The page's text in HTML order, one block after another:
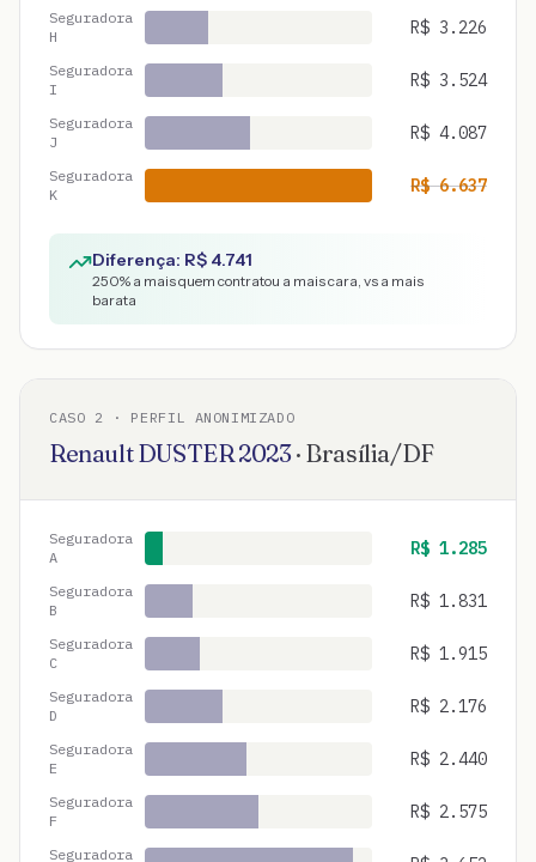
Seguradora
H
R$ 3.226
Seguradora
I
R$ 3.524
Seguradora
J
R$ 4.087
Seguradora
K
R$6.637
Diferença: R$ 4.741
250% a mais quem contratou a mais cara, vs a mais
barata
CASO 2 · PERFIL ANONIMIZADO
RenaultDUSTER2023· Brasília/DF
Seguradora
A
R$ 1.285
Seguradora
B
R$ 1.831
Seguradora
C
R$ 1.915
Seguradora
D
R$ 2.176
Seguradora
E
R$ 2.440
Seguradora
F
R$ 2.575
Seguradora